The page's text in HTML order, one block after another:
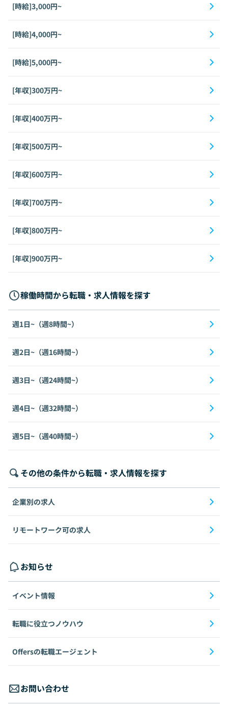
[時給]3,000円~
[時給]4,000円~
[時給]5,000円~
[年収]300万円~
[年収]400万円~
[年収]500万円~
[年収]600万円~
[年収]700万円~
[年収]800万円~
[年収]900万円~
稼働時間から転職・求人情報を探す
週1日~（週8時間~）
週2日~（週16時間~）
週3日~（週24時間~）
週4日~（週32時間~）
週5日~（週40時間~）
その他の条件から転職・求人情報を探す
企業別の求人
リモートワーク可の求人
お知らせ
イベント情報
転職に役立つノウハウ
Offersの転職エージェント
お問い合わせ